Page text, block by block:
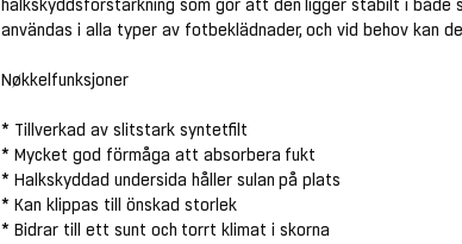
halkskyddsförstärkning som gör att den ligger stabilt i både
användas i alla typer av fotbeklädnader, och vid behov kan
Nøkkelfunksjoner
* Tillverkad av slitstark syntetfilt
* Mycket god förmåga att absorbera fukt
* Halkskyddad undersida håller sulan på plats
* Kan klippas till önskad storlek
* Bidrar till ett sunt och torrt klimat i skorna